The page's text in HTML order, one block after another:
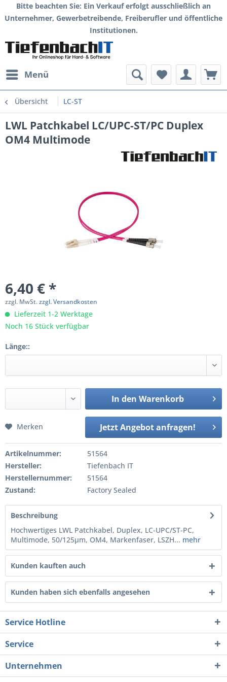
Bitte beachten Sie: Ein Verkauf erfolgt ausschließlich an
Unternehmer, Gewerbetreibende, Freiberufler und öffentliche
Institutionen.
Menü
Übersicht LC-ST
LWL Patchkabel LC/UPC-ST/PC Duplex
OM4 Multimode
6,40 € *
zzgl. MwSt.zzgl. Versandkosten
Lieferzeit 1-2 Werktage
Noch 16 Stück verfügbar
Länge::
In den Warenkorb
Jetzt Angebot anfragen!
Merken
Artikelnummer:
51564
Hersteller:
Tiefenbach IT
Herstellernummer:
51564
Zustand:
Factory Sealed
Beschreibung
Hochwertiges LWL Patchkabel, Duplex, LC-UPC/ST-PC,
Multimode, 50/125µm, OM4, Markenfaser, LSZH... mehr
Kunden kauften auch
Kunden haben sich ebenfalls angesehen
Service Hotline
Service
Unternehmen